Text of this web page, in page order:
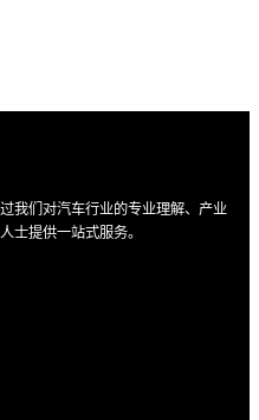
我们对汽车行业的专业理解、产业
士提供一站式服务。